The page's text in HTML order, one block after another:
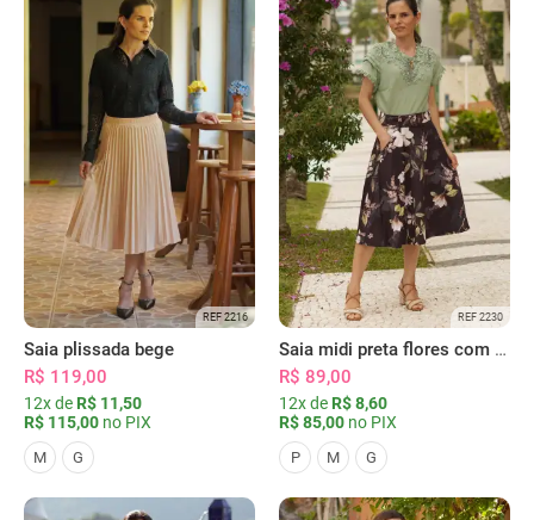
REF 2216
Saia plissada bege
R$ 119,00
12x de R$ 11,50
R$ 115,00 no PIX
M G
REF 2230
Saia midi preta flores com bolsos
R$ 89,00
12x de R$ 8,60
R$ 85,00 no PIX
P M G